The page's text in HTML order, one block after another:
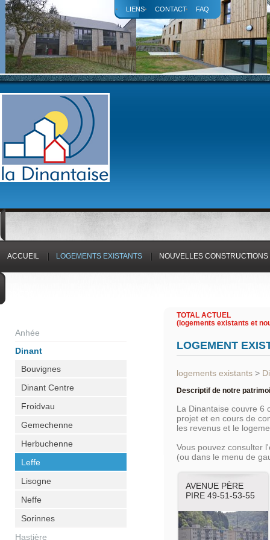
LIENS CONTACT FAQ
ACCUEIL LOGEMENTS EXISTANTS NOUVELLES CONSTRUCTIONS
Anhée
Dinant
Bouvignes
Dinant Centre
Froidvau
Gemechenne
Herbuchenne
Leffe
Lisogne
Neffe
Sorinnes
Hastière
TOTAL ACTUEL
(logements existants et
LOGEMENT
logements existants >
Descriptif de notre
La Dinantaise couvre 6
projet et en cours de
les revenus et le
Vous pouvez consulter
(ou dans le menu de
AVENUE PÈRE
PIRE 49-51-53-55